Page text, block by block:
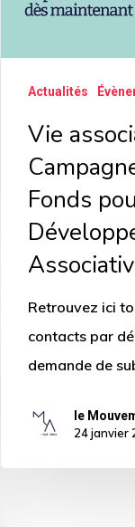
Fonds
Développement
Actualités
Vie
Fonds
Retrouvez ici
contacts par
demande de
le
24 janvier